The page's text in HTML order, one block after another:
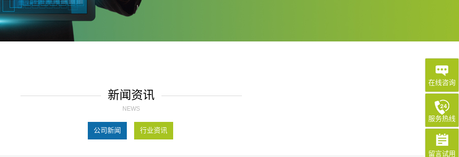
新闻资讯
NEWS
公司新闻 行业资讯
在线咨询
服务热线
留言试用